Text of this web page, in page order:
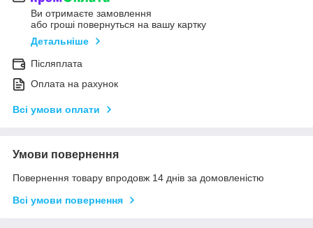
Ви отримаєте замовлення
або гроші повернуться на вашу картку
Детальніше
Післяплата
Оплата на рахунок
Всі умови оплати
Умови повернення
Повернення товару впродовж 14 днів за домовленістю
Всі умови повернення